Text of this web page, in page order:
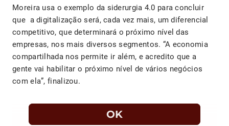
Moreira usa o exemplo da siderurgia 4.0 para concluir
que a digitalização será, cada vez mais, um diferencial
competitivo, que determinará o próximo nível das
empresas, nos mais diversos segmentos. “A economia
compartilhada nos permite ir além, e acredito que a
gente vai habilitar o próximo nível de vários negócios
com ela”, finalizou.